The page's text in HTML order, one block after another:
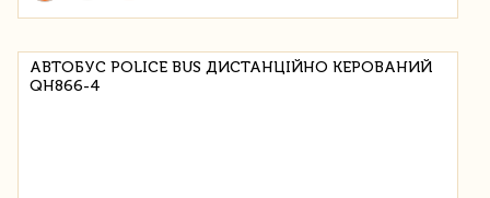
АВТОБУС POLICE BUS ДИСТАНЦІЙНО КЕРОВАНИЙ
QH866-4